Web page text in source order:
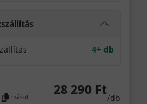
4+ db
másol 28 290 Ft
/db